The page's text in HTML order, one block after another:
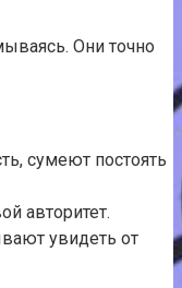
Они точно
сумеют постоять
авторитет.
увидеть от